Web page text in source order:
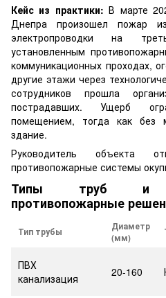
Кейс из практики: В марте
Днепра произошел пожар
электропроводки на
установленным
коммуникационных проходах,
другие этажи через
сотрудников прошла
пострадавших. Ущерб
помещением, тогда как без
здание.
Руководитель объекта
противопожарные системы
Типы труб и
противопожарные
Тип трубы
Диаметр
(мм)
ПВХ
канализация
20-160